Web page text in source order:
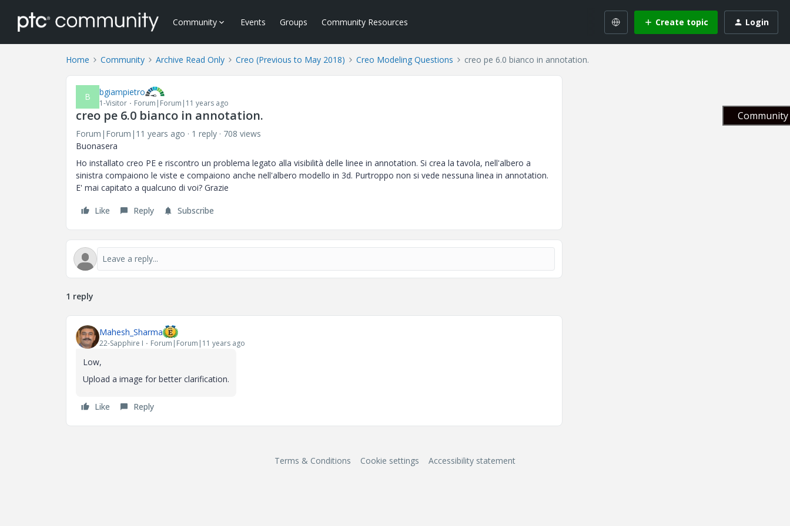
Community Events Groups Community Resources Create topic Login
Home Community Archive Read Only Creo (Previous to May 2018) Creo Modeling Questions creo pe 6.0 bianco in annotation.
B bgiampietro
1-Visitor Forum|Forum|11 years ago
creo pe 6.0 bianco in annotation.
Forum|Forum|11 years ago 1 reply
708 views
‌Buonasera
Ho installato creo PE e riscontro un problema legato alla visibilità delle linee in annotation. Si crea la tavola, nell'albero a
sinistra compaiono le viste e compaiono anche nell'albero modello in 3d. Purtroppo non si vede nessuna linea in annotation.
E' mai capitato a qualcuno di voi? Grazie
Like Reply Subscribe
1 reply
Mahesh_Sharma
22-Sapphire I Forum|Forum|11 years ago
Low,
Upload a image for better clarification.
Like Reply
Terms & Conditions Cookie settings Accessibility statement